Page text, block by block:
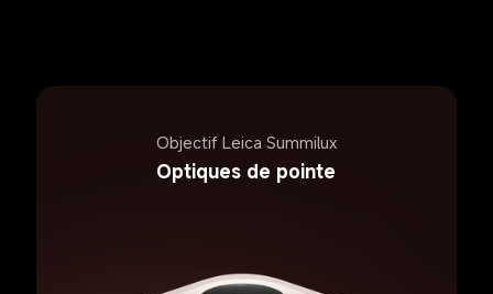
Objectif Leica Summilux
Optiques de pointe